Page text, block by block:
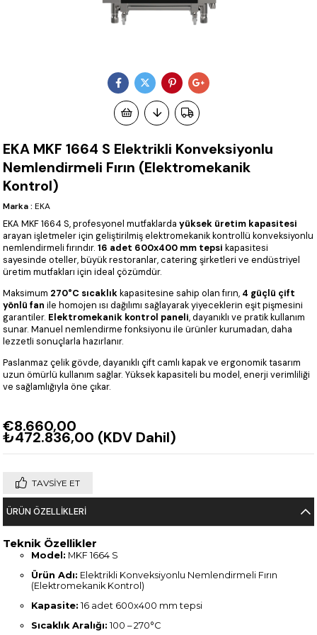
EKA MKF 1664 S Elektrikli Konveksiyonlu
Nemlendirmeli Fırın (Elektromekanik
Kontrol)
Marka : EKA
EKA MKF 1664 S, profesyonel mutfaklardayüksek üretim kapasitesi
arayan işletmeler için geliştirilmiş elektromekanik kontrollü konveksiyonlu
nemlendirmeli fırındır.16 adet 600x400 mm tepsi kapasitesi
sayesinde oteller, büyük restoranlar, catering şirketleri ve endüstriyel
üretim mutfakları için ideal çözümdür.
Maksimum 270°C sıcaklıkkapasitesine sahip olan fırın, 4 güçlü çift
yönlü fan ile homojen ısı dağılımı sağlayarak yiyeceklerin eşit pişmesini
garantiler. Elektromekanik kontrol paneli, dayanıklı ve pratik kullanım
sunar. Manuel nemlendirme fonksiyonu ile ürünler kurumadan, daha
lezzetli sonuçlarla hazırlanır.
Paslanmaz çelik gövde, dayanıklı çift camlı kapak ve ergonomik tasarım
uzun ömürlü kullanım sağlar. Yüksek kapasiteli bu model, enerji verimliliği
ve sağlamlığıyla öne çıkar.
€8.660,00
₺472.836,00 (KDV Dahil)
TAVSIYE ET
ÜRÜN ÖZELLIKLERI
Teknik Özellikler
Model: MKF 1664 S
Ürün Adı: Elektrikli Konveksiyonlu Nemlendirmeli Fırın
(Elektromekanik Kontrol)
Kapasite: 16 adet 600x400 mm tepsi
Sıcaklık Aralığı: 100 – 270°C